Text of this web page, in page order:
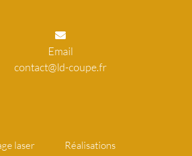
Email
contact@ld-coupe.fr
laser
Réalisations